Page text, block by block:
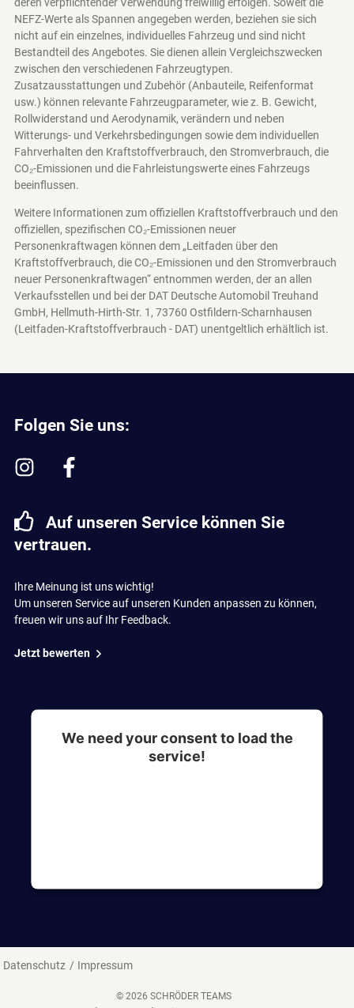
NEFZ-Werte als Spannen angegeben werden, beziehen sie sich
nicht auf ein einzelnes, individuelles Fahrzeug und sind nicht
Bestandteil des Angebotes. Sie dienen allein Vergleichszwecken
zwischen den verschiedenen Fahrzeugtypen.
Zusatzausstattungen und Zubehör (Anbauteile, Reifenformat
usw.) können relevante Fahrzeugparameter, wie z. B. Gewicht,
Rollwiderstand und Aerodynamik, verändern und neben
Witterungs- und Verkehrsbedingungen sowie dem individuellen
Fahrverhalten den Kraftstoffverbrauch, den Stromverbrauch, die
CO₂-Emissionen und die Fahrleistungswerte eines Fahrzeugs
beeinflussen.
Weitere Informationen zum offiziellen Kraftstoffverbrauch und den
offiziellen, spezifischen CO₂-Emissionen neuer
Personenkraftwagen können dem „Leitfaden über den
Kraftstoffverbrauch, die CO₂-Emissionen und den Stromverbrauch
neuer Personenkraftwagen“ entnommen werden, der an allen
Verkaufsstellen und bei der DAT Deutsche Automobil Treuhand
GmbH, Hellmuth-Hirth-Str. 1, 73760 Ostfildern-Scharnhausen
(Leitfaden-Kraftstoffverbrauch - DAT) unentgeltlich erhältlich ist.
Folgen Sie uns:
Auf unseren Service können Sie
vertrauen.
Ihre Meinung ist uns wichtig!
Um unseren Service auf unseren Kunden anpassen zu können,
freuen wir uns auf Ihr Feedback.
Jetzt bewerten
We need your consent to load the
service!
Datenschutz Impressum
© 2026 SCHRÖDER TEAMS